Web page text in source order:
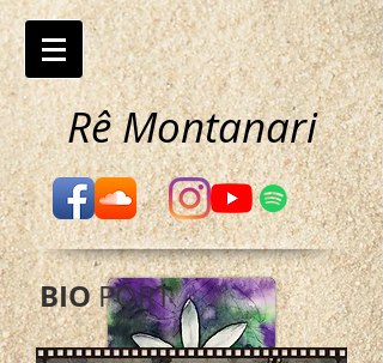
Rê Montanari
BIOPORT